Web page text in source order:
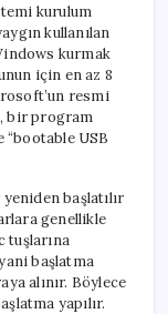
kurulum
kullanılan
kurmak
için en az 8
resmi
bir program
“bootable USB
başlatılır
genellikle
tuşlarına
başlatma
alınır. Böylece
yapılır.